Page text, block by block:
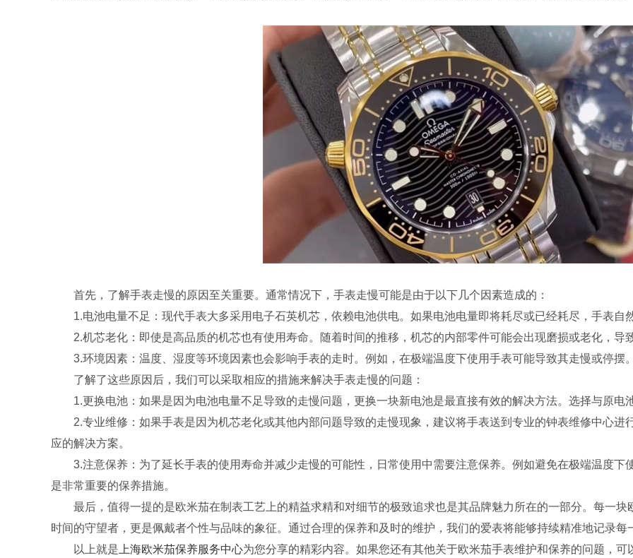
首先，了解手表走慢的原因至关重要。通常情况下，手表走慢可能是由于以下几个因素造成的：
1.电池电量不足：现代手表大多采用电子石英机芯，依赖电池供电。如果电池电量即将耗尽或已经耗尽，手表自
2.机芯老化：即使是高品质的机芯也有使用寿命。随着时间的推移，机芯的内部零件可能会出现磨损或老化，导
3.环境因素：温度、湿度等环境因素也会影响手表的走时。例如，在极端温度下使用手表可能导致其走慢或停摆
了解了这些原因后，我们可以采取相应的措施来解决手表走慢的问题：
1.更换电池：如果是因为电池电量不足导致的走慢问题，更换一块新电池是最直接有效的解决方法。选择与原电
2.专业维修：如果手表是因为机芯老化或其他内部问题导致的走慢现象，建议将手表送到专业的钟表维修中心进
应的解决方案。
3.注意保养：为了延长手表的使用寿命并减少走慢的可能性，日常使用中需要注意保养。例如避免在极端温度下
是非常重要的保养措施。
最后，值得一提的是欧米茄在制表工艺上的精益求精和对细节的极致追求也是其品牌魅力所在的一部分。每一块
时间的守望者，更是佩戴者个性与品味的象征。通过合理的保养和及时的维护，我们的爱表将能够持续精准地记录每
以上就是 上海欧米茄保养服务中心为您分享的精彩内容。如果您还有其他关于欧米茄手表维护和保养的问题，